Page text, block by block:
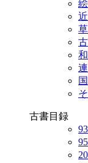
古書目録